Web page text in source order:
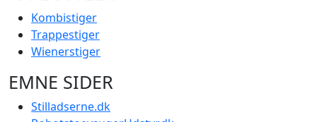
Kombistiger
Trappestiger
Wienerstiger
EMNE SIDER
Stilladserne.dk